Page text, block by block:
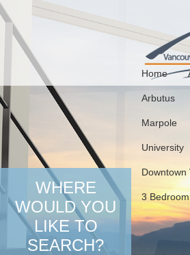
Home
Arbutus
Marpole
University
Downtown
3
WHERE
WOULD YOU
LIKE TO
SEARCH?